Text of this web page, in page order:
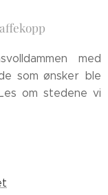
med
som ønsker ble
om stedene vi